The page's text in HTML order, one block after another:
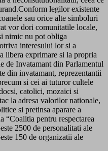
legilor existente
sau orice alte simboluri
vor dori comunitatile locale,
nimic nu pot obliga
interesului lor si a
libera exprimare si la propria
de Invatamant din Parlamentul
din invatamant, reprezentantii
si cei ai tuturor cultele
catolici, mozaici si
la adresa valorilor nationale,
si pretinsa aparare a
pentru respectarea
2500 de personalitati ale
150 de organizatii ale